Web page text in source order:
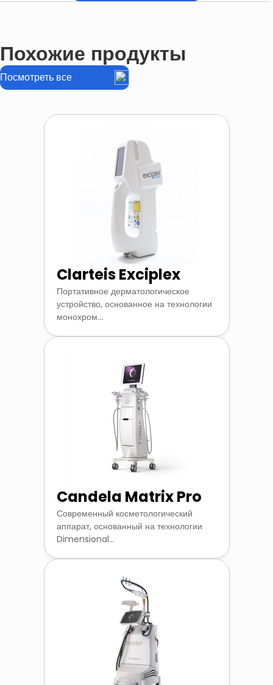
Похожие продукты
Посмотреть все
Clarteis Exciplex
Портативное дерматологическое
устройство, основанное на технологии
монохром...
Candela Matrix Pro
Современный косметологический
аппарат, основанный на технологии
Dimensional...